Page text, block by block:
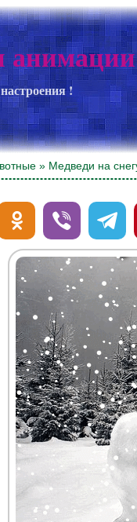
анимации
!
» Медведи на